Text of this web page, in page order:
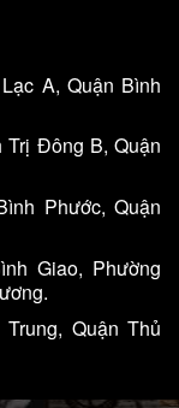
A, Quận Bình
Đông B, Quận
Phước, Quận
Giao, Phường
Quận Thủ